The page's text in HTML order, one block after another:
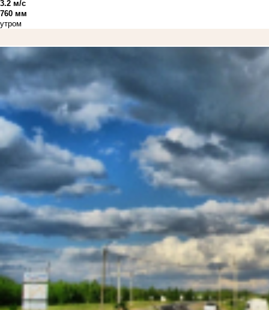
3.2 м/с
760 мм
утром